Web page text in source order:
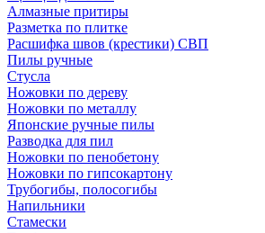
Алмазные притиры
Разметка по плитке
Расшифка швов (крестики) СВП
Пилы ручные
Стусла
Ножовки по дереву
Ножовки по металлу
Японские ручные пилы
Разводка для пил
Ножовки по пенобетону
Ножовки по гипсокартону
Трубогибы, полосогибы
Напильники
Стамески